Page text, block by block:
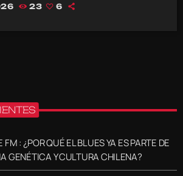
23 6
FM : ¿POR QUÉ EL BLUES YA ES PARTE DE
GENÉTICA Y CULTURA CHILENA?